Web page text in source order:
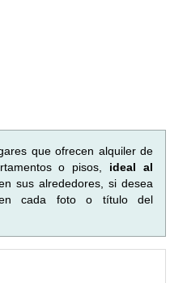
que ofrecen alquiler de
o pisos, ideal al
sus alrededores, si desea
en cada foto o título del